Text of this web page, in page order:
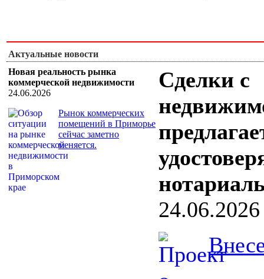
Актуальные новости
Новая реальность рынка
коммерческой недвижимости
24.06.2026
Рынок коммерческих
помещений в Приморье
сейчас заметно
меняется.
Сделки с
24.06.2026